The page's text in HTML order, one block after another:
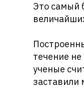
Это самый
течение
ученые
заставили